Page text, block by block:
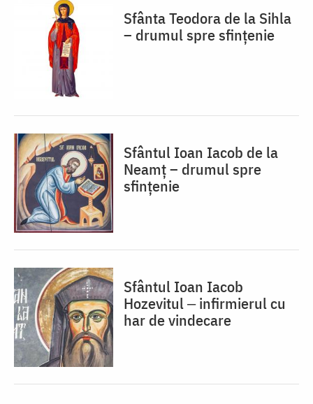
Sfânta Teodora de la Sihla
– drumul spre sfințenie
Sfântul Ioan Iacob de la
Neamț – drumul spre
sfințenie
Sfântul Ioan Iacob
Hozevitul ‒ infirmierul cu
har de vindecare